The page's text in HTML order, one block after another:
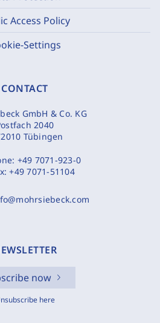
Access Policy
Settings
CONTACT
GmbH & Co. KG
2040
Tübingen
+49 7071-923-0
+49 7071-51104
now
here